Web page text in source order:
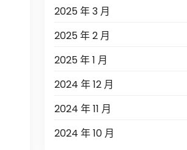
2025 年 3 月
2025 年 2 月
2025 年 1 月
2024 年 12 月
2024 年 11 月
2024 年 10 月